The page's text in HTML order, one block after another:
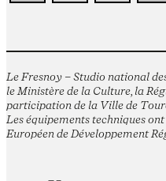
Le Fresnoy – Studio national
le Ministère de la Culture, la
participation de la Ville de
Les équipements techniques
Européen de Développement